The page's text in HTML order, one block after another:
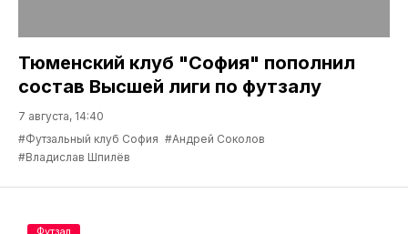
Тюменский клуб "София" пополнил
состав Высшей лиги по футзалу
7 августа, 14:40
#Футзальный клуб София #Андрей Соколов
#Владислав Шпилёв
Футзал